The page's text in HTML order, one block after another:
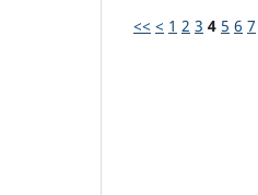
<< < 1 2 3 4 5 6 7